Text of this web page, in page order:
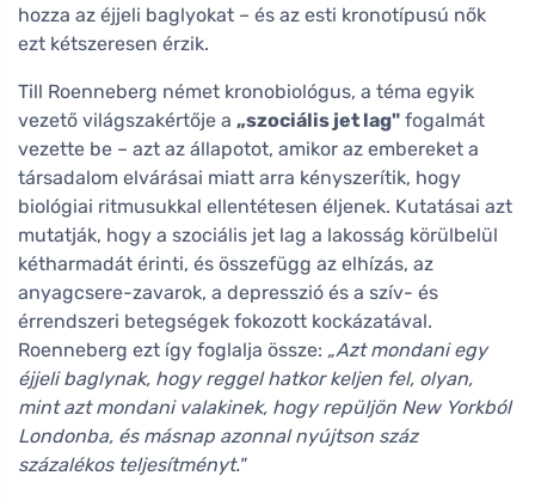
hozza az éjjeli baglyokat – és az esti kronotípusú nők
ezt kétszeresen érzik.
Till Roenneberg német kronobiológus, a téma egyik
vezető világszakértője a „szociális jet lag" fogalmát
vezette be – azt az állapotot, amikor az embereket a
társadalom elvárásai miatt arra kényszerítik, hogy
biológiai ritmusukkal ellentétesen éljenek. Kutatásai azt
mutatják, hogy a szociális jet lag a lakosság körülbelül
kétharmadát érinti, és összefügg az elhízás, az
anyagcsere-zavarok, a depresszió és a szív- és
érrendszeri betegségek fokozott kockázatával.
Roenneberg ezt így foglalja össze: „Azt mondani egy
éjjeli baglynak, hogy reggel hatkor keljen fel, olyan,
mint azt mondani valakinek, hogy repüljön New Yorkból
Londonba, és másnap azonnal nyújtson száz
százalékos teljesítményt."